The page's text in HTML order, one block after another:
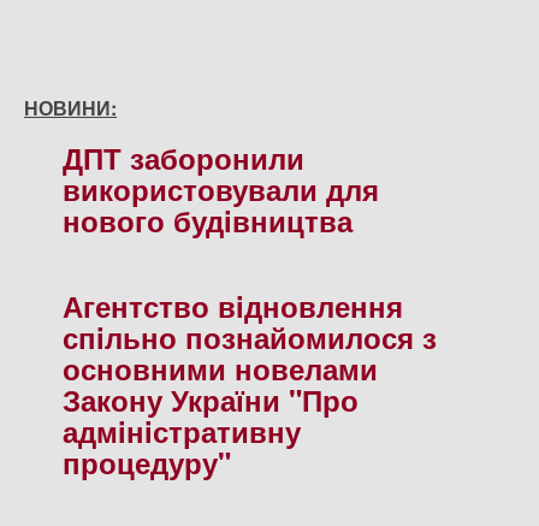
НОВИНИ:
ДПТ заборонили
використовували для
нового будiвництва
Агентство вiдновлення
спiльно познайомилося з
основними новелами
Закону України "Про
адмiнiстративну
процедуру"